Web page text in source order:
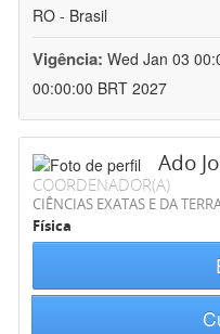
RO - Brasil
Vigência: Wed Jan 03
00:00:00 BRT 2027
Ado
COORDENADOR(A)
CIÊNCIAS EXATAS E DA
Física